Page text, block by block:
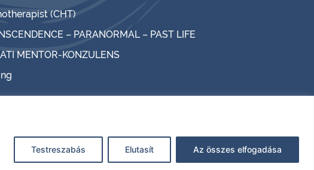
Testreszabás Elutasít Az összes elfogadása
(CHT)
– PARANORMAL – PAST LIFE
MENTOR-KONZULENS